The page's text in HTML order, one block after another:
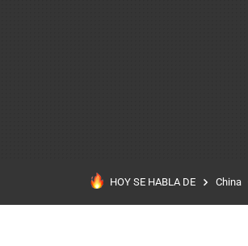
HOY SE HABLA DE China